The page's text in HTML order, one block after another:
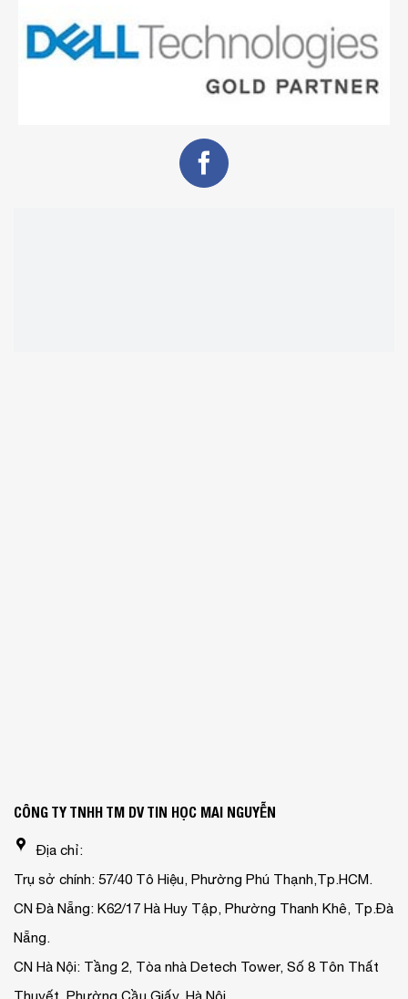
CÔNG TY TNHH TM DV TIN HỌC MAI NGUYỄN
Địa chỉ:
Trụ sở chính: 57/40 Tô Hiệu, Phường Phú Thạnh,Tp.HCM.
CN Đà Nẵng: K62/17 Hà Huy Tập, Phường Thanh Khê, Tp.Đà
Nẵng.
CN Hà Nội: Tầng 2, Tòa nhà Detech Tower, Số 8 Tôn Thất